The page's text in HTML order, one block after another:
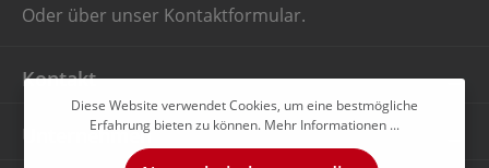
Oder über unser Kontaktformular.
Kontakt
Unternehmen
Diese Website verwendet Cookies, um eine bestmögliche
Erfahrung bieten zu können. Mehr Informationen ...